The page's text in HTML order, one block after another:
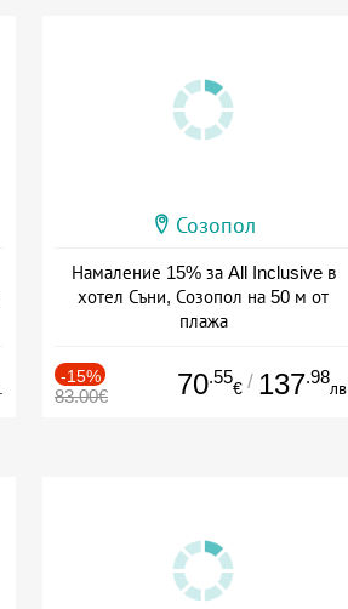
Созопол
Намаление 15% за All Inclusive в
хотел Съни, Созопол на 50 м от
плажа
-15%
83.00€ 70.55
€ / 137.98
лв.